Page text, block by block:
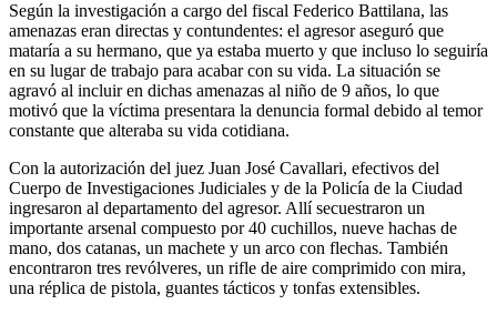
Según la investigación a cargo del fiscal Federico Battilana, las
amenazas eran directas y contundentes: el agresor aseguró que
mataría a su hermano, que ya estaba muerto y que incluso lo seguiría
en su lugar de trabajo para acabar con su vida. La situación se
agravó al incluir en dichas amenazas al niño de 9 años, lo que
motivó que la víctima presentara la denuncia formal debido al temor
constante que alteraba su vida cotidiana.
Con la autorización del juez Juan José Cavallari, efectivos del
Cuerpo de Investigaciones Judiciales y de la Policía de la Ciudad
ingresaron al departamento del agresor. Allí secuestraron un
importante arsenal compuesto por 40 cuchillos, nueve hachas de
mano, dos catanas, un machete y un arco con flechas. También
encontraron tres revólveres, un rifle de aire comprimido con mira,
una réplica de pistola, guantes tácticos y tonfas extensibles.